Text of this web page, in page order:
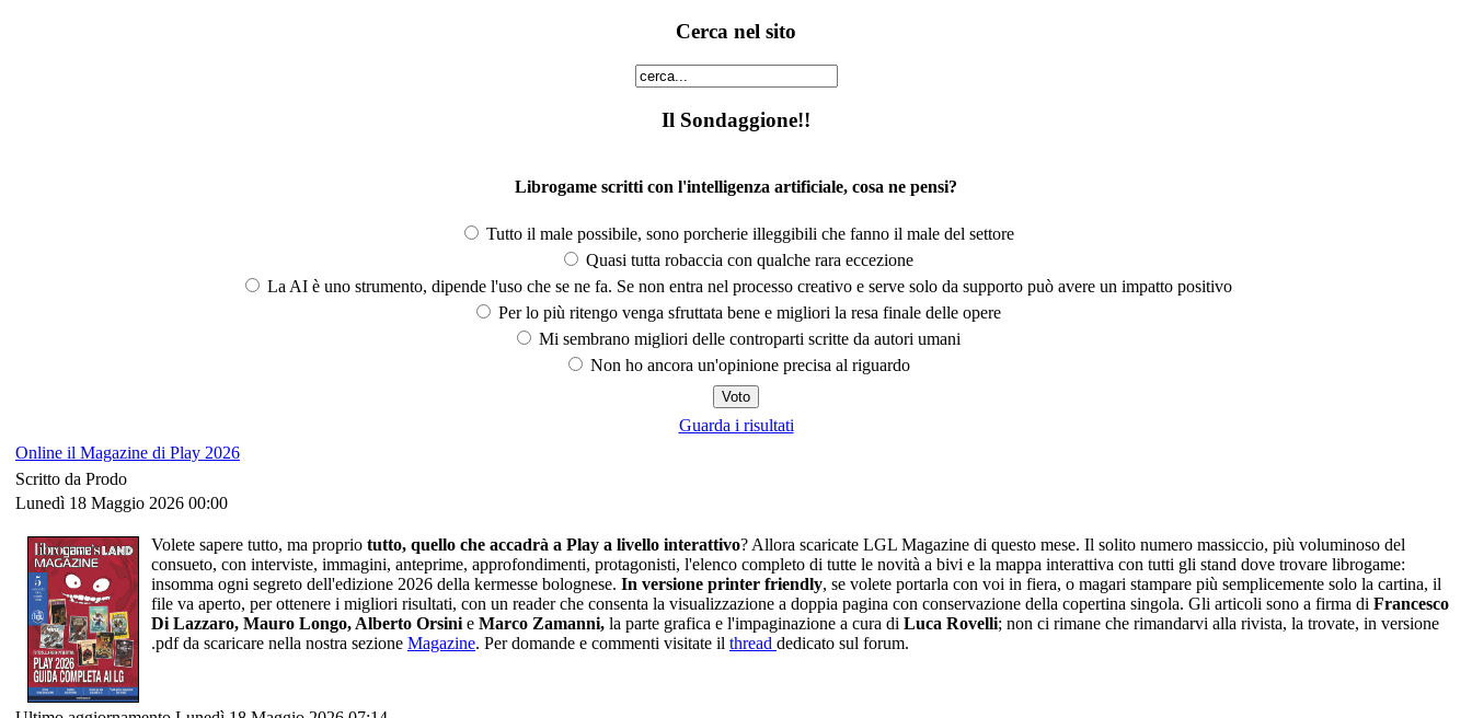
Cerca nel sito
Il Sondaggione!!
Librogame scritti con l'intelligenza artificiale, cosa ne pensi?
Tutto il male possibile, sono porcherie illeggibili che fanno il male del settore
Quasi tutta robaccia con qualche rara eccezione
La AI è uno strumento, dipende l'uso che se ne fa. Se non entra nel processo creativo e serve solo da supporto può avere un impatto positivo
Per lo più ritengo venga sfruttata bene e migliori la resa finale delle opere
Mi sembrano migliori delle controparti scritte da autori umani
Non ho ancora un'opinione precisa al riguardo
Guarda i risultati
Online il Magazine di Play 2026
Scritto da Prodo
Lunedì 18 Maggio 2026 00:00
Volete sapere tutto, ma proprio tutto, quello che accadrà a Play a livello interattivo? Allora scaricate LGL Magazine di questo mese. Il solito numero massiccio, più voluminoso del
consueto, con interviste, immagini, anteprime, approfondimenti, protagonisti, l'elenco completo di tutte le novità a bivi e la mappa interattiva con tutti gli stand dove trovare librogame:
insomma ogni segreto dell'edizione 2026 della kermesse bolognese. In versione printer friendly, se volete portarla con voi in fiera, o magari stampare più semplicemente solo la cartina, il
file va aperto, per ottenere i migliori risultati, con un reader che consenta la visualizzazione a doppia pagina con conservazione della copertina singola. Gli articoli sono a firma di Francesco
Di Lazzaro, Mauro Longo, Alberto Orsini e Marco Zamanni, la parte grafica e l'impaginazione a cura di Luca Rovelli; non ci rimane che rimandarvi alla rivista, la trovate, in versione
.pdf da scaricare nella nostra sezione Magazine. Per domande e commenti visitate il thread dedicato sul forum.